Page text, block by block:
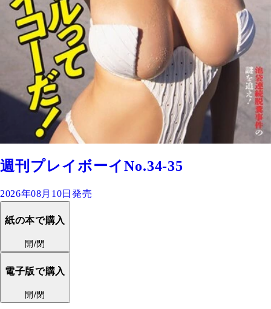
週刊プレイボーイNo.34-35
2026年08月10日発売
紙の本で購入
開/閉
電子版で購入
開/閉